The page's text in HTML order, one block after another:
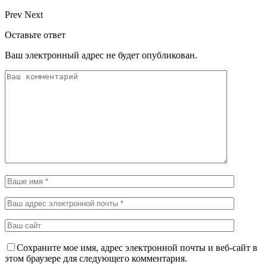
Prev Next
Оставьте ответ
Ваш электронный адрес не будет опубликован.
Сохраните мое имя, адрес электронной почты и веб-сайт в
этом браузере для следующего комментария.